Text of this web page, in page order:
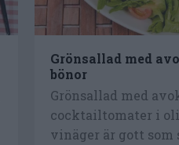
Grönsallad med
bönor
Grönsallad med
cocktailtomater i
vinäger är gott som